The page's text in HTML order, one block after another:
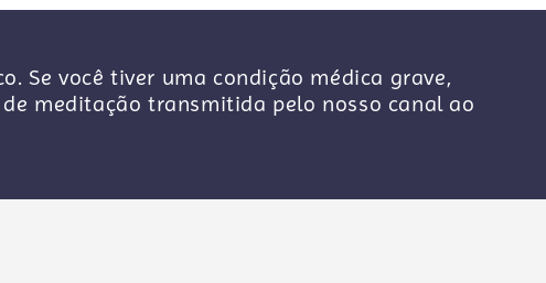
Se você tiver uma condição médica grave,
de meditação transmitida pelo nosso canal ao